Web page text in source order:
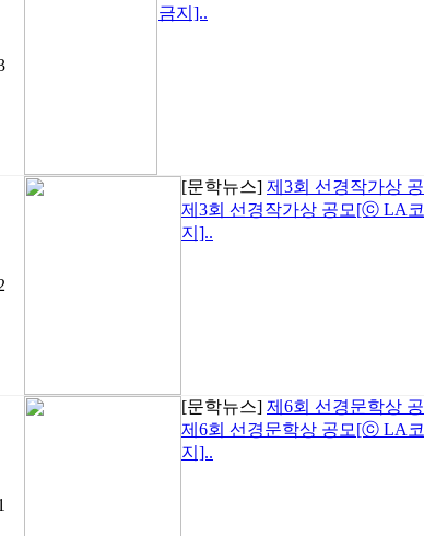
금지]..
[문학뉴스] 제3회 선경작가상
제3회 선경작가상 공모[ⓒ LA코
지]..
[문학뉴스] 제6회 선경문학상
제6회 선경문학상 공모[ⓒ LA코
지]..